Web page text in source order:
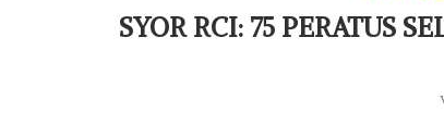
SYOR RCI: 75 PERATUS